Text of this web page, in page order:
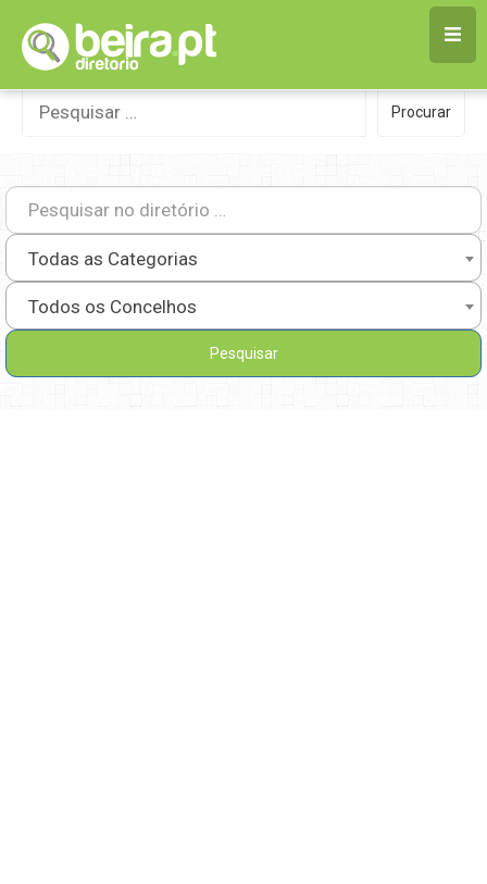
content
Procurar
por:
Procurar
Todas as Categorias
Todos os Concelhos